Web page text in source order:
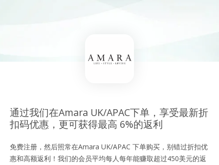
通过我们在Amara UK/APAC下单，享受最新折
扣码优惠，更可获得最高 6%的返利
免费注册，然后照常在Amara UK/APAC 下单购买，别错过折扣优
惠和高额返利！我们的会员平均每人每年能赚取超过450美元的返